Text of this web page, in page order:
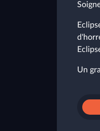
Un